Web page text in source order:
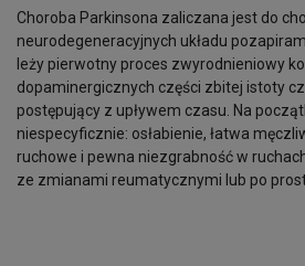
Choroba Parkinsona zaliczana jest do
neurodegeneracyjnych układu
leży pierwotny proces zwyrodnieniowy
dopaminergicznych części zbitej istoty
postępujący z upływem czasu. Na
niespecyficznie: osłabienie, łatwa
ruchowe i pewna niezgrabność w
ze zmianami reumatycznymi lub po